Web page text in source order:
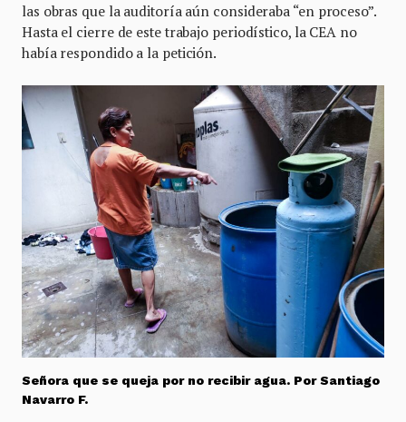
las obras que la auditoría aún consideraba “en proceso”.
Hasta el cierre de este trabajo periodístico, la CEA no
había respondido a la petición.
Señora que se queja por no recibir agua. Por Santiago
Navarro F.